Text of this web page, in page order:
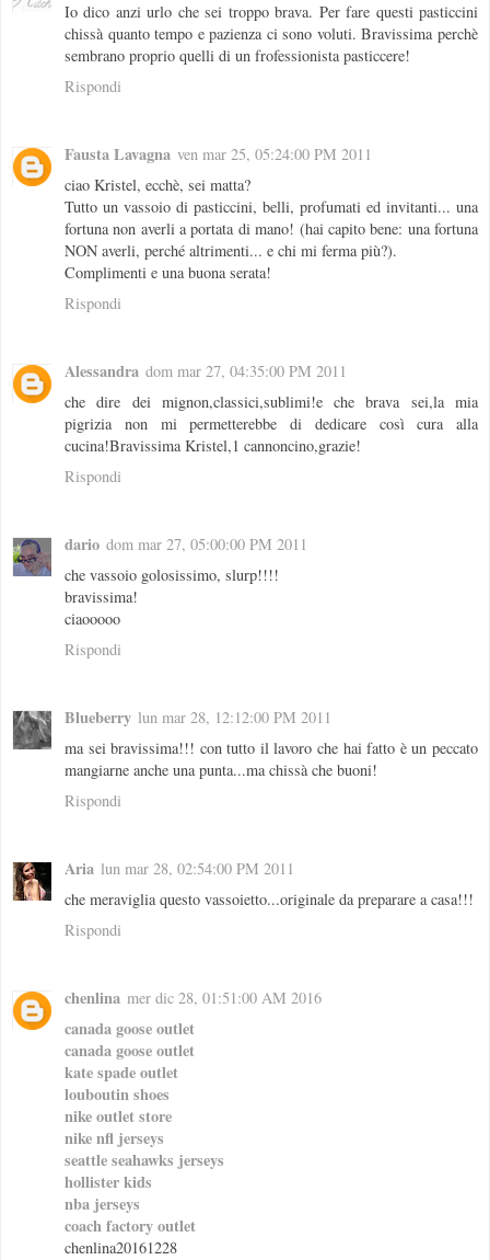
Io dico anzi urlo che sei troppo brava. Per fare questi pasticcini
chissà quanto tempo e pazienza ci sono voluti. Bravissima perchè
sembrano proprio quelli di un frofessionista pasticcere!
Rispondi
Fausta Lavagna ven mar 25, 05:24:00 PM 2011
ciao Kristel, ecchè, sei matta?
Tutto un vassoio di pasticcini, belli, profumati ed invitanti... una
fortuna non averli a portata di mano! (hai capito bene: una fortuna
NON averli, perché altrimenti... e chi mi ferma più?).
Complimenti e una buona serata!
Rispondi
Alessandra dom mar 27, 04:35:00 PM 2011
che dire dei mignon,classici,sublimi!e che brava sei,la mia
pigrizia non mi permetterebbe di dedicare così cura alla
cucina!Bravissima Kristel,1 cannoncino,grazie!
Rispondi
dario dom mar 27, 05:00:00 PM 2011
che vassoio golosissimo, slurp!!!!
bravissima!
ciaooooo
Rispondi
Blueberry lun mar 28, 12:12:00 PM 2011
ma sei bravissima!!! con tutto il lavoro che hai fatto è un peccato
mangiarne anche una punta...ma chissà che buoni!
Rispondi
Aria lun mar 28, 02:54:00 PM 2011
che meraviglia questo vassoietto...originale da preparare a casa!!!
Rispondi
chenlina mer dic 28, 01:51:00 AM 2016
canada goose outlet
canada goose outlet
kate spade outlet
louboutin shoes
nike outlet store
nike nfl jerseys
seattle seahawks jerseys
hollister kids
nba jerseys
coach factory outlet
chenlina20161228